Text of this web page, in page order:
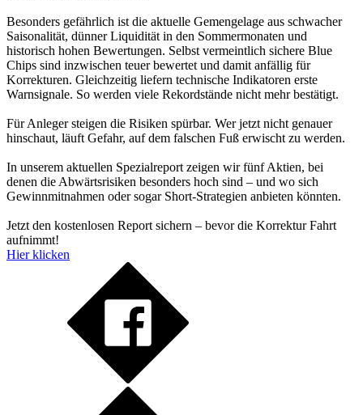
Besonders gefährlich ist die aktuelle Gemengelage aus schwacher
Saisonalität, dünner Liquidität in den Sommermonaten und
historisch hohen Bewertungen. Selbst vermeintlich sichere Blue
Chips sind inzwischen teuer bewertet und damit anfällig für
Korrekturen. Gleichzeitig liefern technische Indikatoren erste
Warnsignale. So werden viele Rekordstände nicht mehr bestätigt.
Für Anleger steigen die Risiken spürbar. Wer jetzt nicht genauer
hinschaut, läuft Gefahr, auf dem falschen Fuß erwischt zu werden.
In unserem aktuellen Spezialreport zeigen wir fünf Aktien, bei
denen die Abwärtsrisiken besonders hoch sind – und wo sich
Gewinnmitnahmen oder sogar Short-Strategien anbieten könnten.
Jetzt den kostenlosen Report sichern – bevor die Korrektur Fahrt
aufnimmt!
Hier klicken